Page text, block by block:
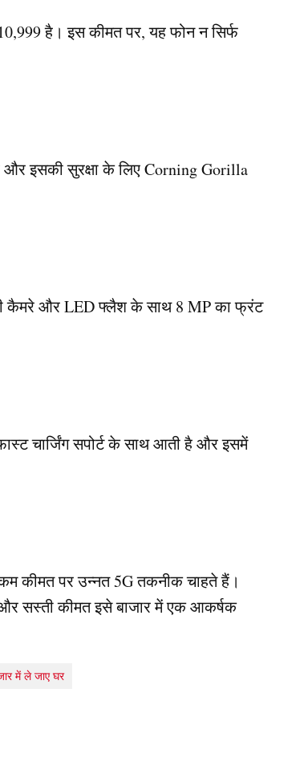
है। इस कीमत पर, यह फोन न सिर्फ
और इसकी सुरक्षा के लिए Corning Gorilla
कैमरे और LED फ्लैश के साथ 8 MP का फ्रंट
चार्जिंग सपोर्ट के साथ आती है और इसमें
कीमत पर उन्नत 5G तकनीक चाहते हैं।
और सस्ती कीमत इसे बाजार में एक आकर्षक
में ले जाए घर